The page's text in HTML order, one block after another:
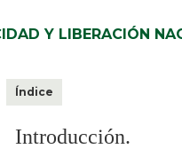
Y LIBERACIÓN
Índice
Introducción.